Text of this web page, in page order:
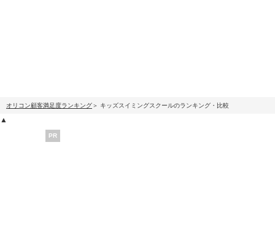
オリコン顧客満足度ランキング キッズスイミングスクールのランキング・比較
▲
PR